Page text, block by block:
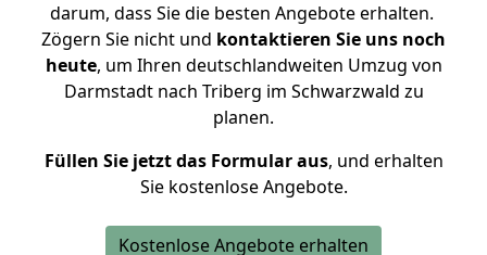
darum, dass Sie die besten Angebote erhalten.
Zögern Sie nicht und kontaktieren Sie uns noch
heute, um Ihren deutschlandweiten Umzug von
Darmstadt nach Triberg im Schwarzwald zu
planen.
Füllen Sie jetzt das Formular aus, und erhalten
Sie kostenlose Angebote.
Kostenlose Angebote erhalten